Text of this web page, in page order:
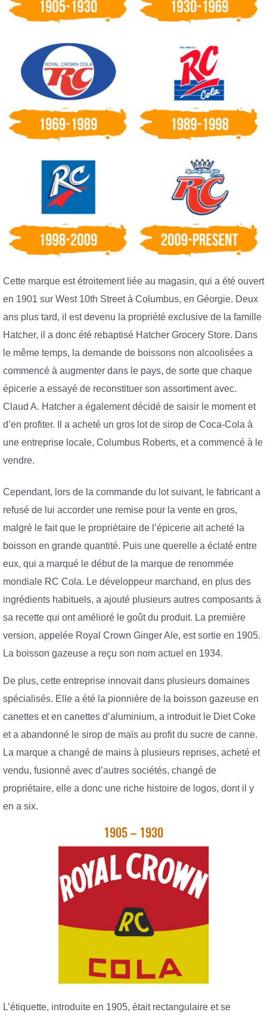
Cette marque est étroitement liée au magasin, qui a été ouvert
en 1901 sur West 10th Street à Columbus, en Géorgie. Deux
ans plus tard, il est devenu la propriété exclusive de la famille
Hatcher, il a donc été rebaptisé Hatcher Grocery Store. Dans
le même temps, la demande de boissons non alcoolisées a
commencé à augmenter dans le pays, de sorte que chaque
épicerie a essayé de reconstituer son assortiment avec.
Claud A. Hatcher a également décidé de saisir le moment et
d’en profiter. Il a acheté un gros lot de sirop de Coca-Cola à
une entreprise locale, Columbus Roberts, et a commencé à le
vendre.
Cependant, lors de la commande du lot suivant, le fabricant a
refusé de lui accorder une remise pour la vente en gros,
malgré le fait que le propriétaire de l’épicerie ait acheté la
boisson en grande quantité. Puis une querelle a éclaté entre
eux, qui a marqué le début de la marque de renommée
mondiale RC Cola. Le développeur marchand, en plus des
ingrédients habituels, a ajouté plusieurs autres composants à
sa recette qui ont amélioré le goût du produit. La première
version, appelée Royal Crown Ginger Ale, est sortie en 1905.
La boisson gazeuse a reçu son nom actuel en 1934.
De plus, cette entreprise innovait dans plusieurs domaines
spécialisés. Elle a été la pionnière de la boisson gazeuse en
canettes et en canettes d’aluminium, a introduit le Diet Coke
et a abandonné le sirop de maïs au profit du sucre de canne.
La marque a changé de mains à plusieurs reprises, acheté et
vendu, fusionné avec d’autres sociétés, changé de
propriétaire, elle a donc une riche histoire de logos, dont il y
en a six.
1905 – 1930
L’étiquette, introduite en 1905, était rectangulaire et se